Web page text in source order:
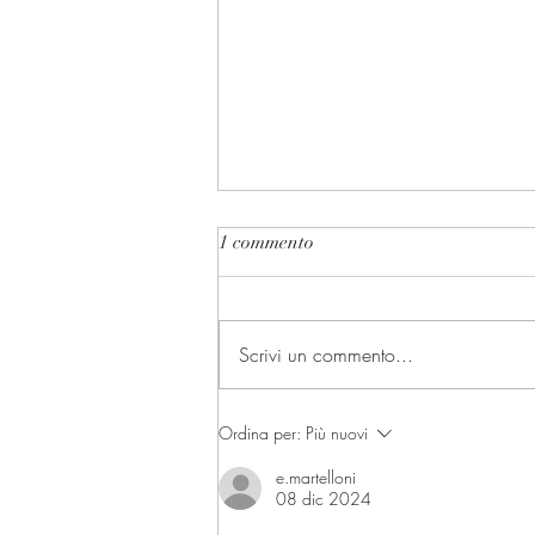
I presidenti delle Camere e la
Presidenza della Repubblica
1 commento
Scrivi un commento...
Ordina per: Più nuovi
e.martelloni
08 dic 2024